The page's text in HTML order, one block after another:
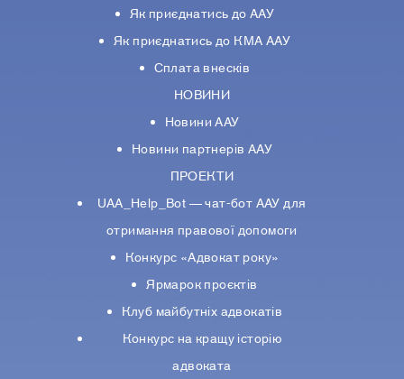
Як приєднатись до ААУ
Як приєднатись до КМА ААУ
Сплата внесків
НОВИНИ
Новини ААУ
Новини партнерiв ААУ
ПРОЕКТИ
UAA_Help_Bot — чат-бот ААУ для
отримання правової допомоги
Конкурс «Адвокат року»
Ярмарок проєктів
Клуб майбутніх адвокатів
Конкурс на кращу історію
адвоката